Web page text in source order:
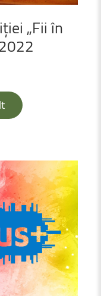
„Fii în